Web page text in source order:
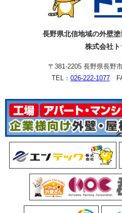
長野県北信地域の外壁
株式会社ト
〒381-2205 長野県長野
TEL： 026-222-1077